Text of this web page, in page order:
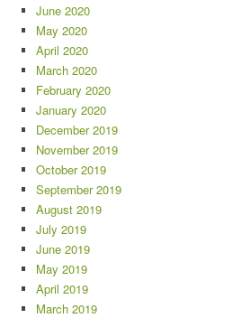
June 2020
May 2020
April 2020
March 2020
February 2020
January 2020
December 2019
November 2019
October 2019
September 2019
August 2019
July 2019
June 2019
May 2019
April 2019
March 2019